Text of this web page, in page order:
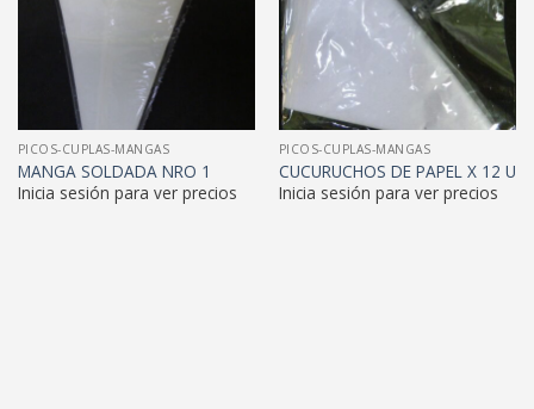
PICOS-CUPLAS-MANGAS
MANGA SOLDADA NRO 1
Inicia sesión para ver precios
PICOS-CUPLAS-MANGAS
CUCURUCHOS DE PAPEL X 12 U
Inicia sesión para ver precios